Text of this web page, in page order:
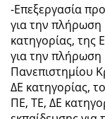
-Επεξεργασία
για την πλήρωση
κατηγορίας, της
για την πλήρωση
Πανεπιστημίου
ΔΕ κατηγορίας,
ΠΕ, ΤΕ, ΔΕ